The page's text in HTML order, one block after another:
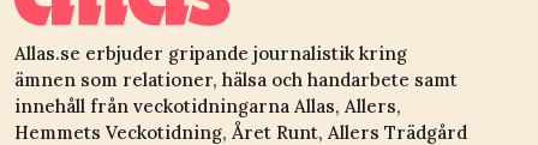
Allas.se erbjuder gripande journalistik kring
ämnen som relationer, hälsa och handarbete samt
innehåll från veckotidningarna Allas, Allers,
Hemmets Veckotidning, Året Runt, Allers Trädgård